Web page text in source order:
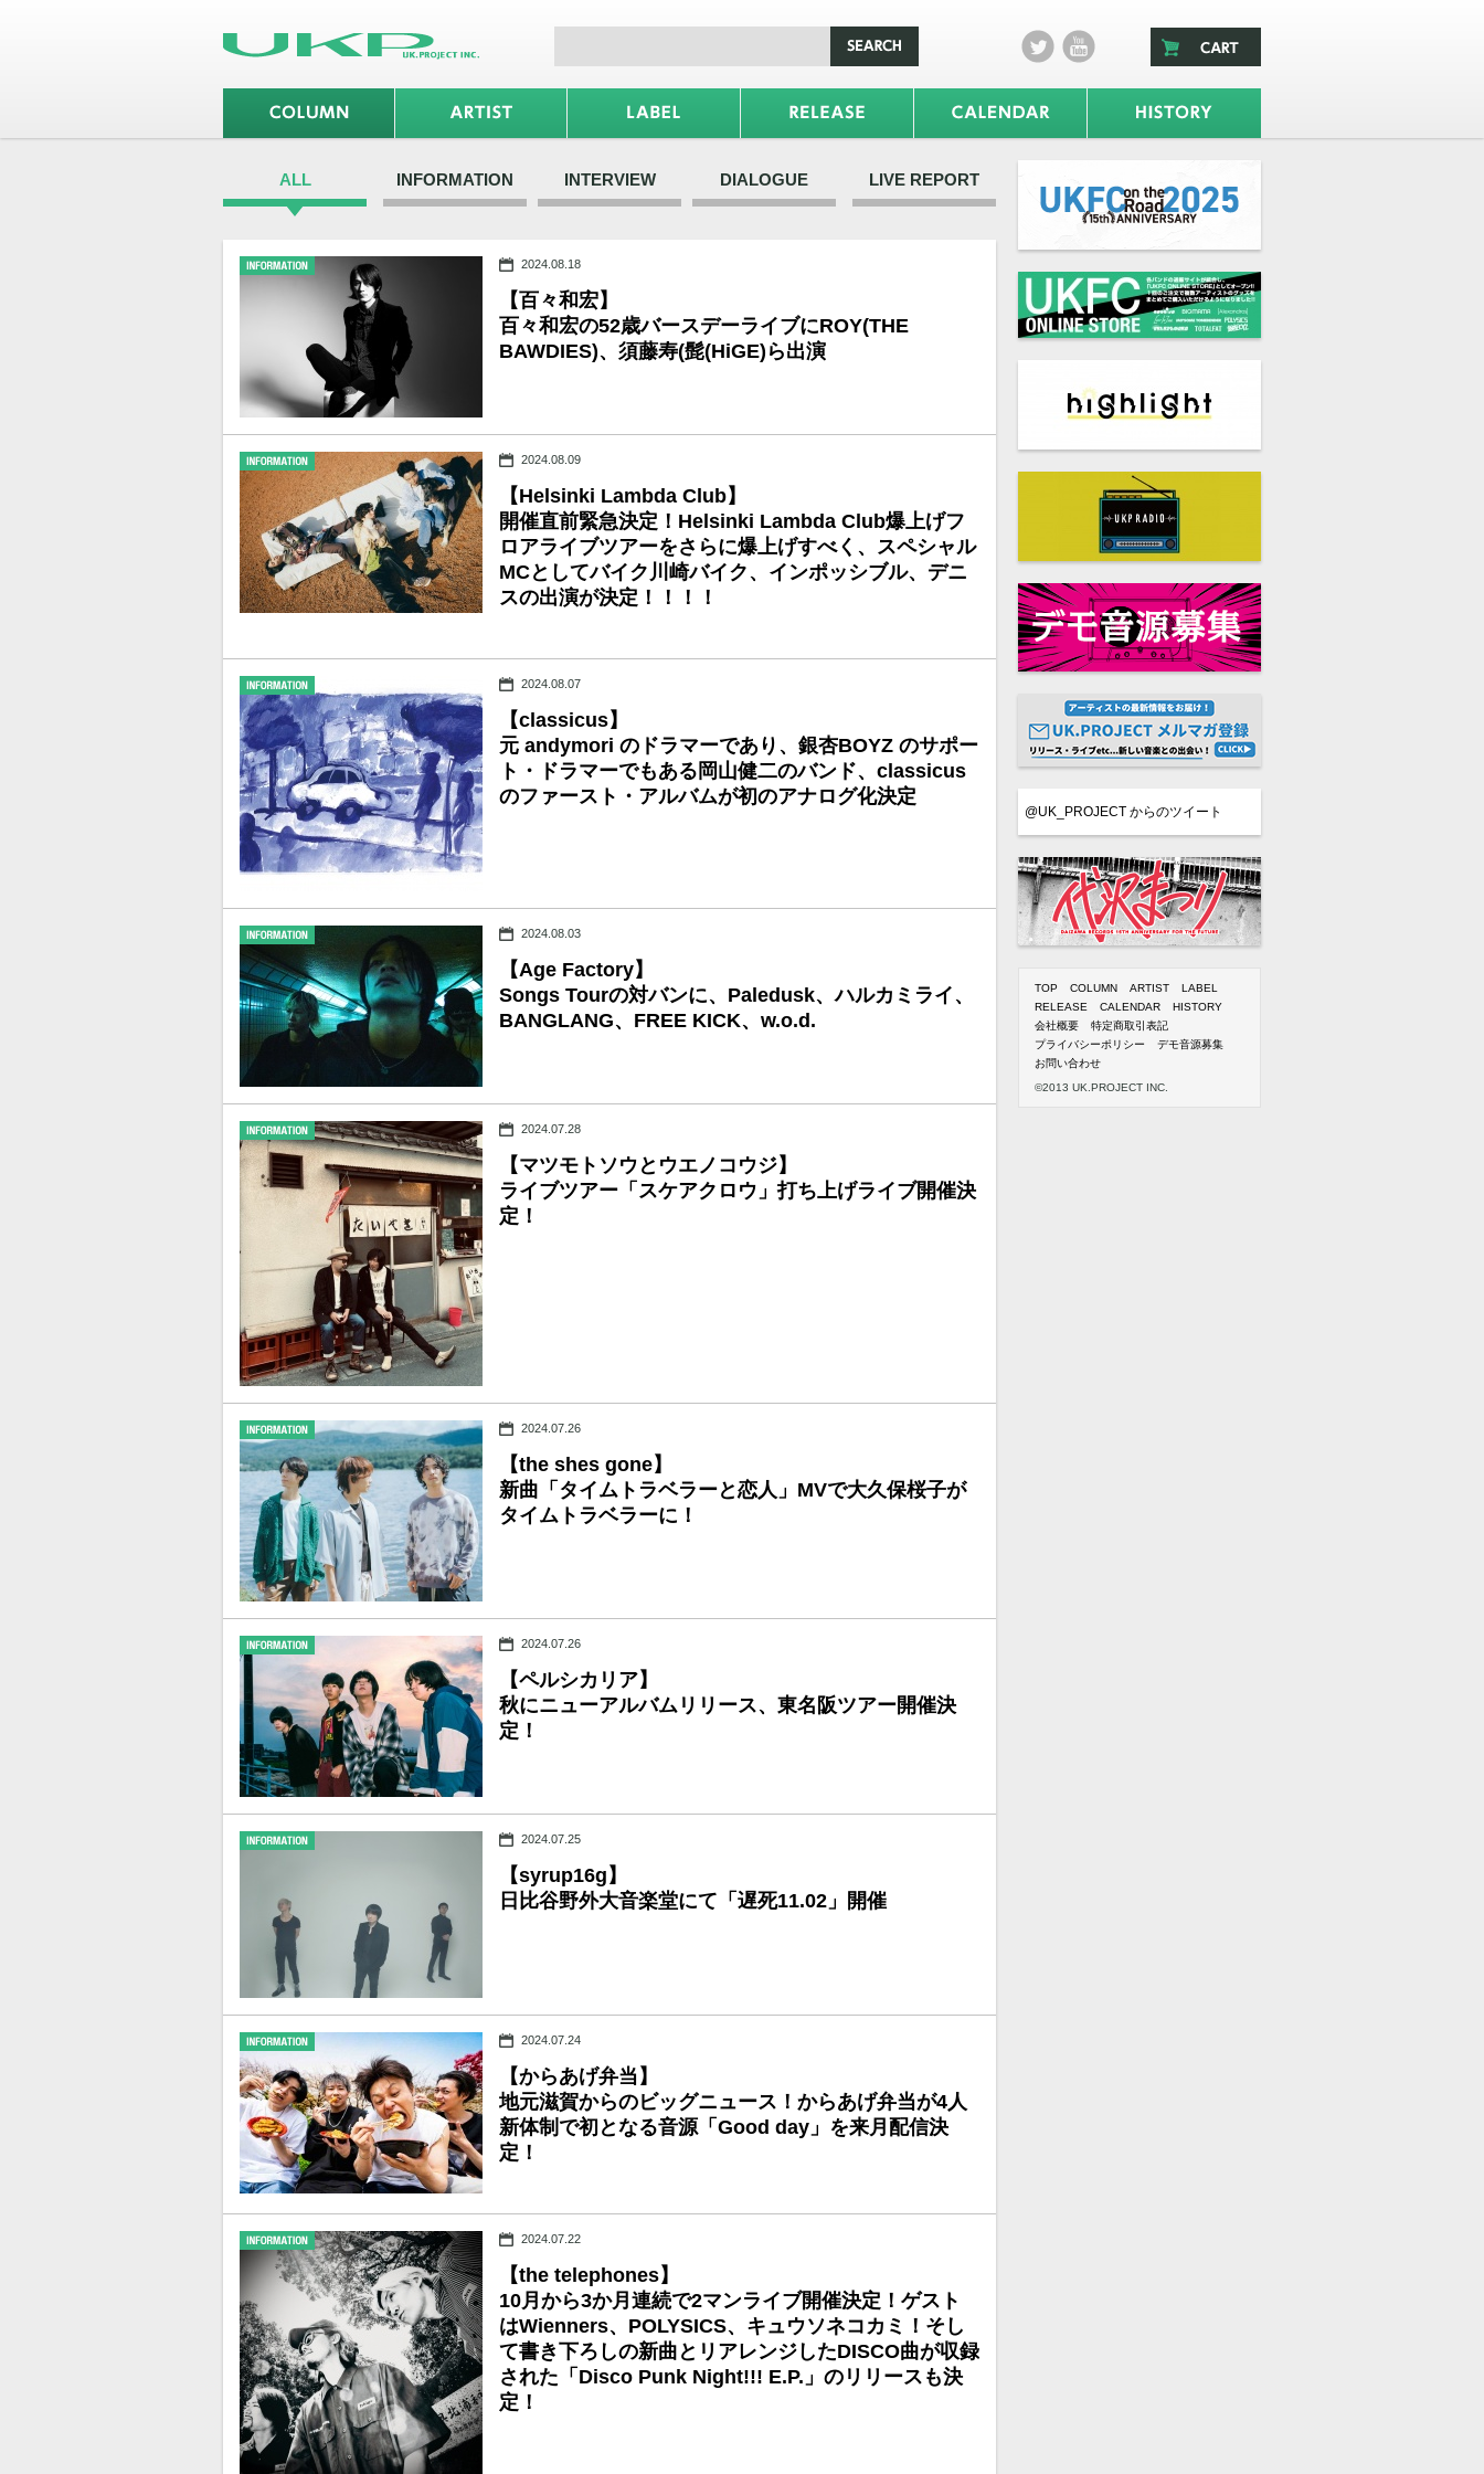
ALL INFORMATION INTERVIEW DIALOGUE LIVE REPORT
2024.08.18
【百々和宏】
百々和宏の52歳バースデーライブにROY(THE
BAWDIES)、須藤寿(髭(HiGE)ら出演
2024.08.09
【Helsinki Lambda Club】
開催直前緊急決定！Helsinki Lambda Club爆上げフ
ロアライブツアーをさらに爆上げすべく、スペシャル
MCとしてバイク川崎バイク、インポッシブル、デニ
スの出演が決定！！！！
2024.08.07
【classicus】
元 andymori のドラマーであり、銀杏BOYZ のサポー
ト・ドラマーでもある岡山健二のバンド、classicus
のファースト・アルバムが初のアナログ化決定
2024.08.03
【Age Factory】
Songs Tourの対バンに、Paledusk、ハルカミライ、
BANGLANG、FREE KICK、w.o.d.
2024.07.28
【マツモトソウとウエノコウジ】
ライブツアー「スケアクロウ」打ち上げライブ開催決
定！
2024.07.26
【the shes gone】
新曲「タイムトラベラーと恋人」MVで大久保桜子が
タイムトラベラーに！
2024.07.26
【ペルシカリア】
秋にニューアルバムリリース、東名阪ツアー開催決
定！
2024.07.25
【syrup16g】
日比谷野外大音楽堂にて「遅死11.02」開催
2024.07.24
【からあげ弁当】
地元滋賀からのビッグニュース！からあげ弁当が4人
新体制で初となる音源「Good day」を来月配信決
定！
2024.07.22
【the telephones】
10月から3か月連続で2マンライブ開催決定！ゲスト
はWienners、POLYSICS、キュウソネコカミ！そし
て書き下ろしの新曲とリアレンジしたDISCO曲が収録
された「Disco Punk Night!!! E.P.」のリリースも決
定！
@UK_PROJECT からのツイート
TOP COLUMN ARTIST
LABEL
RELEASE
CALENDAR
HISTORY
会社概要
特定商取引表記
プライバシーポリシー
デモ音源募集
お問い合わせ
©2013 UK.PROJECT INC.